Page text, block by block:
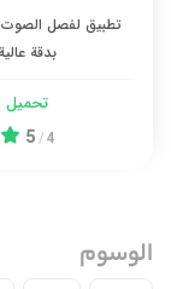
تطبيق لفصل الصوت
بدقة عالية
تحميل
4
/
5
الوسوم